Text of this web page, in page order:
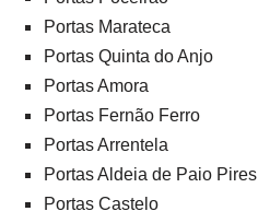
Portas Marateca
Portas Quinta do Anjo
Portas Amora
Portas Fernão Ferro
Portas Arrentela
Portas Aldeia de Paio Pires
Portas Castelo